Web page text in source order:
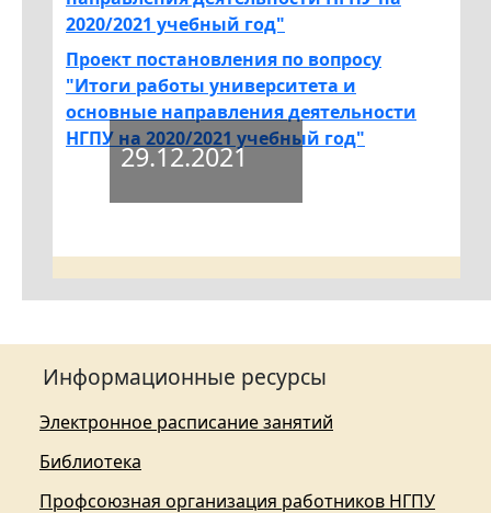
2020/2021 учебный год"
Проект постановления по вопросу
"Итоги работы университета и
основные направления деятельности
НГПУ на 2020/2021 учебный год"
29.12.2021
Информационные ресурсы
Электронное расписание занятий
Библиотека
Профсоюзная организация работников НГПУ